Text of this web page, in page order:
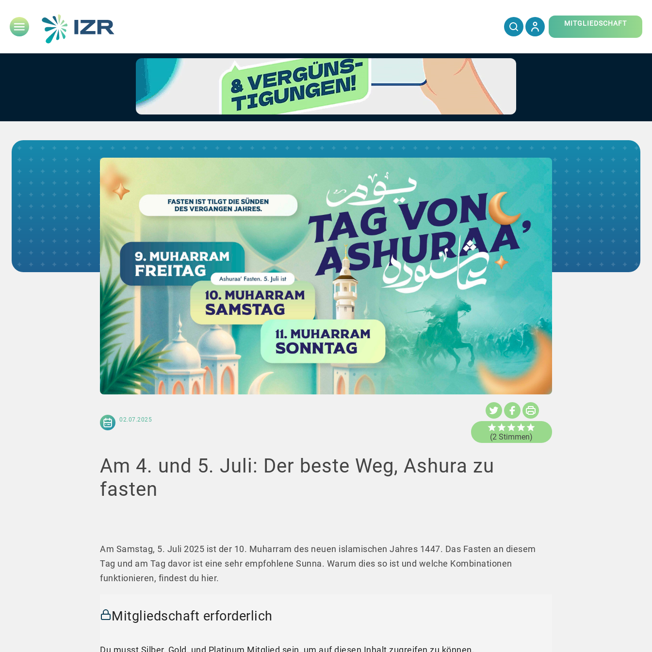
MITGLIEDSCHAFT
02.07.2025
(2 Stimmen)
Am 4. und 5. Juli: Der beste Weg, Ashura zu
fasten
Am Samstag, 5. Juli 2025 ist der 10. Muharram des neuen islamischen Jahres 1447. Das Fasten an diesem
Tag und am Tag davor ist eine sehr empfohlene Sunna. Warum dies so ist und welche Kombinationen
funktionieren, findest du hier.
Mitgliedschaft erforderlich